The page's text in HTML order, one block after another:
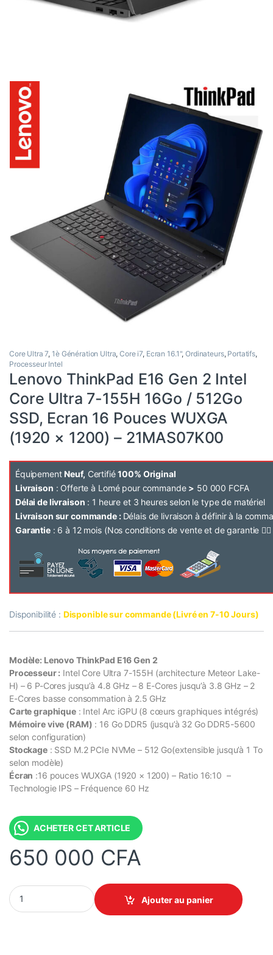
Core Ultra 7,1è Génération Ultra,Core i7, Ecran 16.1",Ordinateurs, Portatifs,
Processeur Intel
Lenovo ThinkPad E16 Gen 2 Intel
Core Ultra 7-155H 16Go / 512Go
SSD, Ecran 16 Pouces WUXGA
(1920 × 1200) – 21MAS07K00
Équipement Neuf, Certifié100% Original
Livraison : Offerte à Lomé pour commande > 50 000 FCFA
Délai de livraison : 1 heure et 3 heures selon le type de matériel
Livraison sur commande : Délais de livraison à définir à la
Garantie: 6 à 12 mois (Nos conditions de vente et de garantie 👉🏽
Disponibilité : Disponible sur commande (Livré en 7-10 Jours)
Modèle: Lenovo ThinkPad E16 Gen 2
Processeur : Intel Core Ultra 7-155H (architecture Meteor Lake-
H) – 6 P-Cores jusqu’à 4.8 GHz – 8 E-Cores jusqu’à 3.8 GHz – 2
E-Cores basse consommation à 2.5 GHz
Carte graphique: Intel Arc iGPU (8 cœurs graphiques intégrés)
Mémoire vive (RAM) : 16 Go DDR5 (jusqu’à 32 Go DDR5-5600
selon configuration)
Stockage: SSD M.2 PCIe NVMe – 512 Go(extensible jusqu’à 1 To
selon modèle)
Écran :16 pouces WUXGA (1920 × 1200) – Ratio 16:10 –
Technologie IPS – Fréquence 60 Hz
ACHETER CET ARTICLE
650 000 CFA
Lenovo ThinkPad E16 Gen 2 Intel Core Ultra 7-155H 16Go /
Ajouter au panier